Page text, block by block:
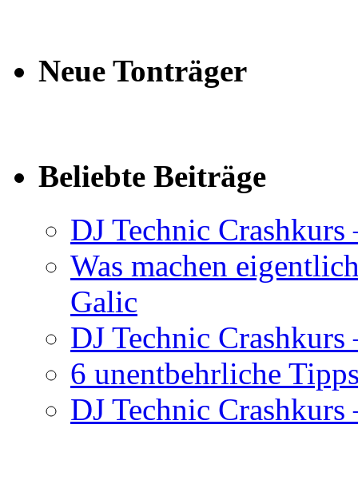
Neue Tonträger
Beliebte Beiträge
DJ Technic
Was machen
Galic
DJ Technic
6 unentbehrliche
DJ Technic